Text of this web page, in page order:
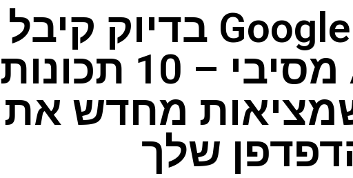
Google Chrome בדיוק קיבל
שדרוג AI מסיבי – 10 תכונות
מחדש את
שלך